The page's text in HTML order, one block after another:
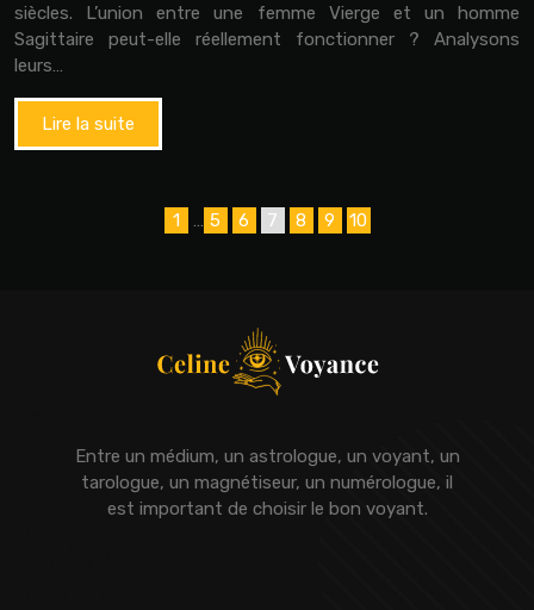
siècles. L’union entre une femme Vierge et un homme
Sagittaire peut-elle réellement fonctionner ? Analysons
leurs…
Lire la suite
1 … 5 6 7 8 9 10
Entre un médium, un astrologue, un voyant, un
tarologue, un magnétiseur, un numérologue, il
est important de choisir le bon voyant.